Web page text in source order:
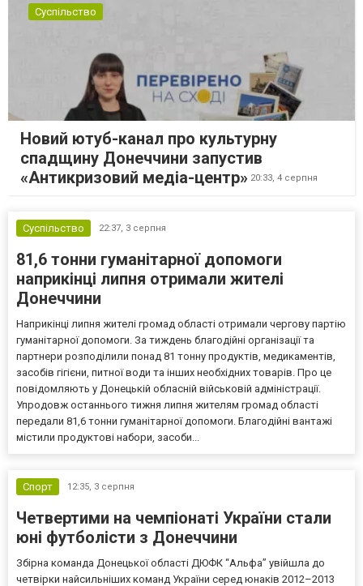
Суспільство
Новий ютуб-канал про культурну
спадщину Донеччини запустив
«Антикризовий медіа-центр» 20:33, 4 серпня
Суспільство 22:37, 3 серпня
81,6 тонни гуманітарної допомоги
наприкінці липня отримали жителі
Донеччини
Наприкінці липня жителі громад області отримали чергову партію
гуманітарної допомоги. За тиждень благодійні організації та
партнери розподілили понад 81 тонну продуктів, медикаментів,
засобів гігієни, питної води та інших необхідних товарів. Про це
повідомляють у Донецькій обласній військовій адміністрації.
Упродовж останнього тижня липня жителям громад області
передали 81,6 тонни гуманітарної допомоги. Благодійні вантажі
містили продуктові набори, засоби...
Спорт 12:35, 3 серпня
Четвертими на чемпіонаті України стали
юні футболісти з Донеччини
Збірна команда Донецької області ДЮФК “Альфа” увійшла до
четвірки найсильніших команд України серед юнаків 2012–2013